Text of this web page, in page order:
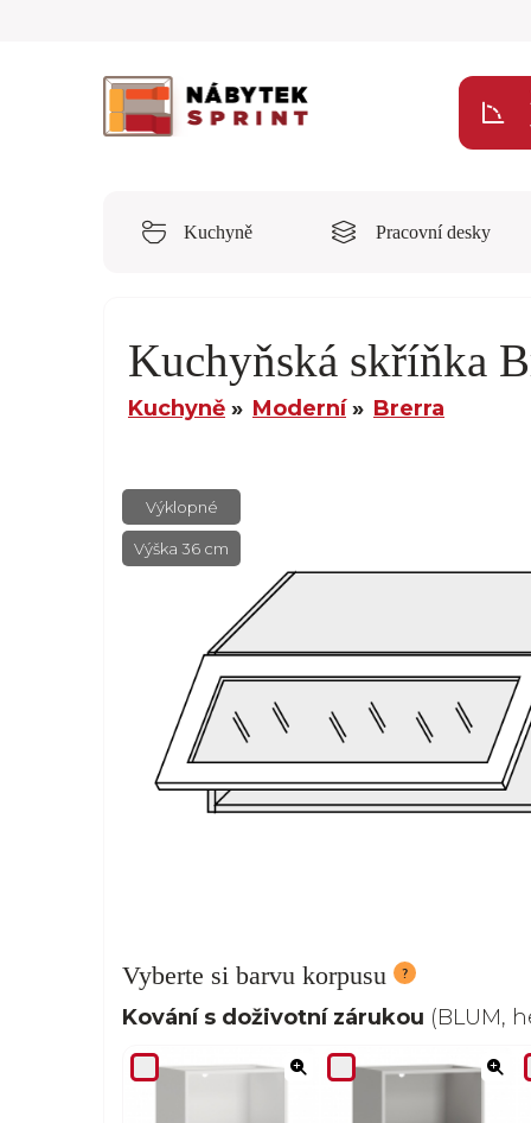
Kuchyně Pracovní desky
Kuchyňská skříňka
Kuchyně Moderní Brerra
Výklopné
Výška 36 cm
Vyberte si barvu korpusu
Kování s doživotní zárukou (BLUM,